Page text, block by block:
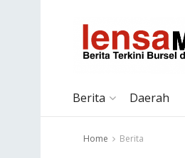
Berita Daerah
Home Berita